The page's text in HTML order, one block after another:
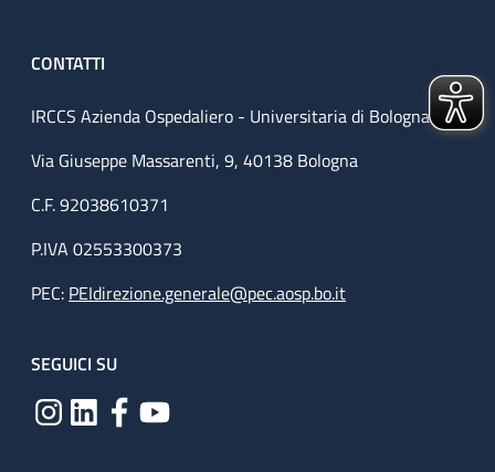
CONTATTI
IRCCS Azienda Ospedaliero - Universitaria di Bologna
Via Giuseppe Massarenti, 9, 40138 Bologna
C.F. 92038610371
P.IVA 02553300373
PEC: PEIdirezione.generale@pec.aosp.bo.it
SEGUICI SU